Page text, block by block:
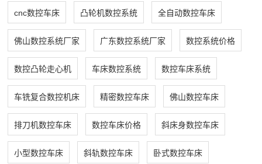
cnc数控车床 凸轮机数控系统 全自动数控车床
佛山数控系统厂家 广东数控系统厂家 数控系统价格
数控凸轮走心机 车床数控系统 数控车床系统
车铣复合数控机床 精密数控车床 佛山数控车床
排刀机数控车床 数控车床价格 斜床身数控车床
小型数控车床 斜轨数控车床 卧式数控车床